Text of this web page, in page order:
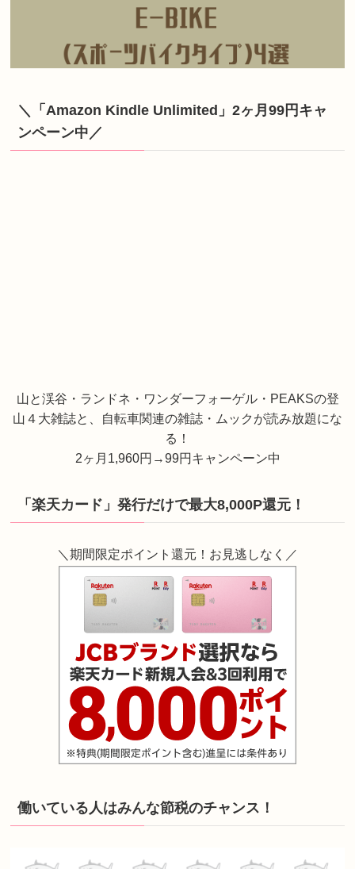
＼「Amazon Kindle Unlimited」2ヶ月99円キャ
ンペーン中／
山と渓谷・ランドネ・ワンダーフォーゲル・PEAKSの登
山４大雑誌と、自転車関連の雑誌・ムックが読み放題にな
る！
2ヶ月1,960円→99円キャンペーン中
「楽天カード」発行だけで最大8,000P還元！
＼期間限定ポイント還元！お見逃しなく／
働いている人はみんな節税のチャンス！